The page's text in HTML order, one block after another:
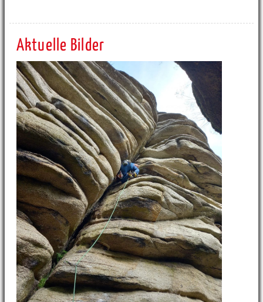
Aktuelle Bilder